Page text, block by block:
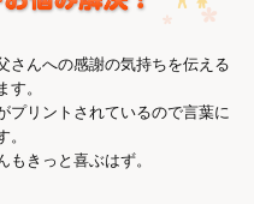
さんへの感謝の気持ちを伝える
。
プリントされているので言葉に
もきっと喜ぶはず。